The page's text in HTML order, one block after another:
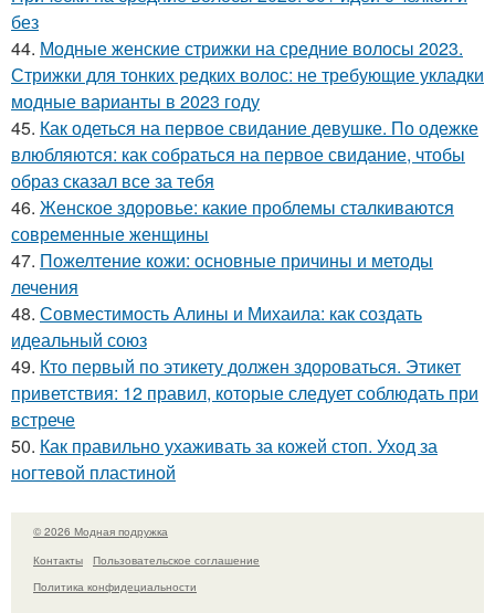
без
44. Модные женские стрижки на средние волосы 2023.
Стрижки для тонких редких волос: не требующие укладки
модные варианты в 2023 году
45. Как одеться на первое свидание девушке. По одежке
влюбляются: как собраться на первое свидание, чтобы
образ сказал все за тебя
46. Женское здоровье: какие проблемы сталкиваются
современные женщины
47. Пожелтение кожи: основные причины и методы
лечения
48. Совместимость Алины и Михаила: как создать
идеальный союз
49. Кто первый по этикету должен здороваться. Этикет
приветствия: 12 правил, которые следует соблюдать при
встрече
50. Как правильно ухаживать за кожей стоп. Уход за
ногтевой пластиной
© 2026 Модная подружка
Контакты
Пользовательское соглашение
Политика конфидециальности